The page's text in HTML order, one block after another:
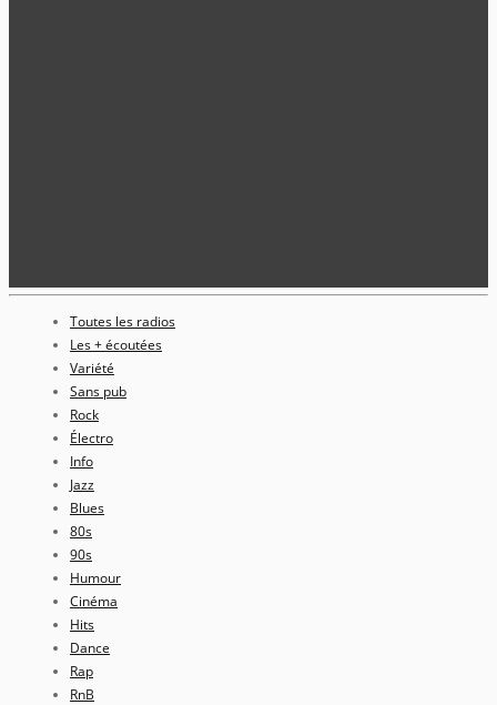
Toutes les radios
Les + écoutées
Variété
Sans pub
Rock
Électro
Info
Jazz
Blues
80s
90s
Humour
Cinéma
Hits
Dance
Rap
RnB